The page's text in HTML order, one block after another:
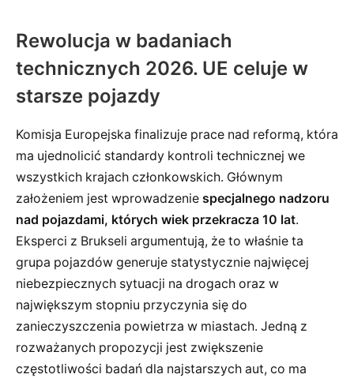
Rewolucja w badaniach
technicznych 2026. UE celuje w
starsze pojazdy
Komisja Europejska finalizuje prace nad reformą, która
ma ujednolicić standardy kontroli technicznej we
wszystkich krajach członkowskich. Głównym
założeniem jest wprowadzenie specjalnego nadzoru
nad pojazdami, których wiek przekracza 10 lat.
Eksperci z Brukseli argumentują, że to właśnie ta
grupa pojazdów generuje statystycznie najwięcej
niebezpiecznych sytuacji na drogach oraz w
największym stopniu przyczynia się do
zanieczyszczenia powietrza w miastach. Jedną z
rozważanych propozycji jest zwiększenie
częstotliwości badań dla najstarszych aut, co ma